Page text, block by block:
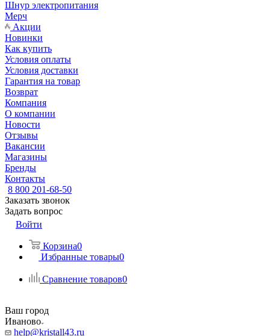
Шнур электропитания
Мерч
Акции
Новинки
Как купить
Условия оплаты
Условия доставки
Гарантия на товар
Возврат
Компания
О компании
Новости
Отзывы
Вакансии
Магазины
Бренды
Контакты
8 800 201-68-50
Заказать звонок
Задать вопрос
Войти
Корзина0
Избранные товары0
Сравнение товаров0
Ваш город
Иваново
help@kristall43.ru